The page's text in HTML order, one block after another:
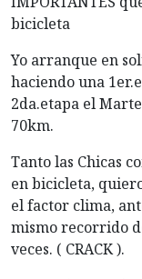
bicicleta
Yo arranque en
haciendo una
2da.etapa el
70km.
Tanto las Chicas
en bicicleta,
el factor clima,
mismo recorrido
veces. ( CRACK ).